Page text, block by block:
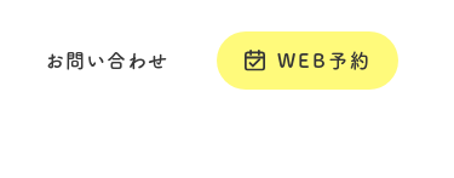
お問い合わせ WEB予約